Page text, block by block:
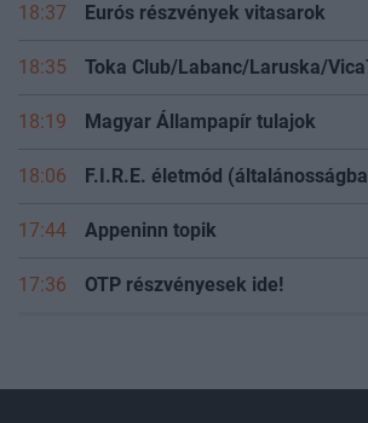
18:37 Eurós részvények vitasarok
18:35
18:19 Magyar Állampapír tulajok
18:06 F.I.R.E. életmód
17:44 Appeninn topik
17:36 OTP részvényesek ide!